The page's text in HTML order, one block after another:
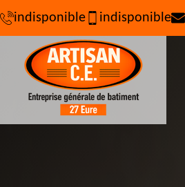
indisponible indisponible